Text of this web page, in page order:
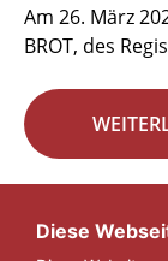
Am 26. März
BROT, des
Diese